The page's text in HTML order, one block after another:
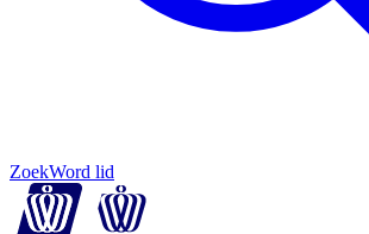
ZoekWord lid